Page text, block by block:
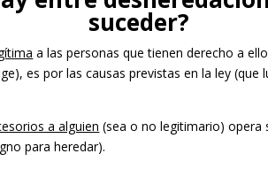
suceder?
a las personas que tienen derecho a
es por las causas previstas en la ley
a alguien (sea o no legitimario) opera
para heredar).